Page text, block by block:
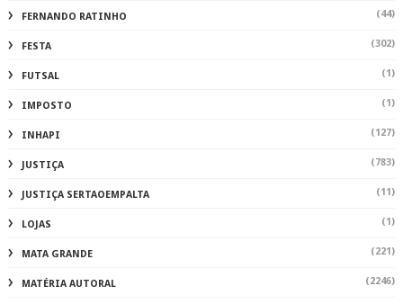
FERNANDO RATINHO (44)
FESTA (302)
FUTSAL (1)
IMPOSTO (1)
INHAPI (127)
JUSTIÇA (783)
JUSTIÇA SERTAOEMPALTA (11)
LOJAS (1)
MATA GRANDE (221)
MATÉRIA AUTORAL (2246)